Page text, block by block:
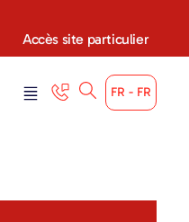
Accès site particulier
FR - FR